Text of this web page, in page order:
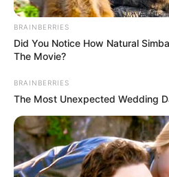
BRAINBERRIES
Did You Notice How Natural
The Movie?
BRAINBERRIES
The Most Unexpected Wedding